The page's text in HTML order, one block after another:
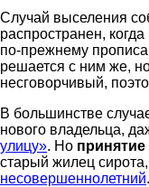
Случай выселения
распространен,
по-прежнему
решается с ним же,
несговорчивый,
В большинстве
нового владельца,
улицу». Но принятие
старый жилец
несовершеннолетний.